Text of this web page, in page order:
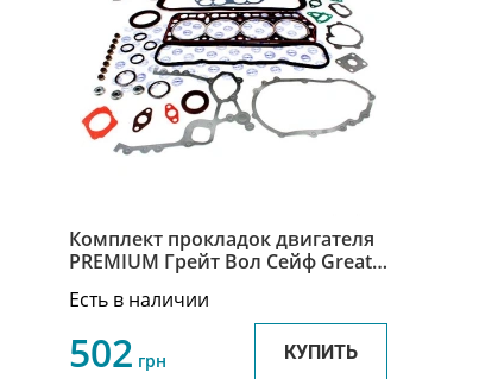
Комплект прокладок двигателя
PREMIUM Грейт Вол Сейф Great
Есть в наличии
502 грн КУПИТЬ